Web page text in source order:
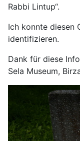
Rabbi Lintup“.
Ich konnte diesen
identifizieren.
Dank für diese
Sela Museum,